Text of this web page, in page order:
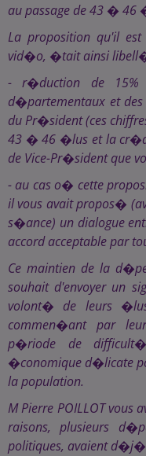
au passage de 43 � 46
La proposition qu'il
vid�o, �tait ainsi
- r�duction de 15%
d�partementaux et
du Pr�sident (ces
43 � 46 �lus et la
de Vice-Pr�sident que
- au cas o� cette
il vous avait propos�
s�ance) un dialogue
accord acceptable par
Ce maintien de la
souhait d'envoyer un
volont� de leurs
commen�ant par
p�riode de
�conomique d�licate
la population.
M Pierre POILLOT
raisons, plusieurs
politiques, avaient